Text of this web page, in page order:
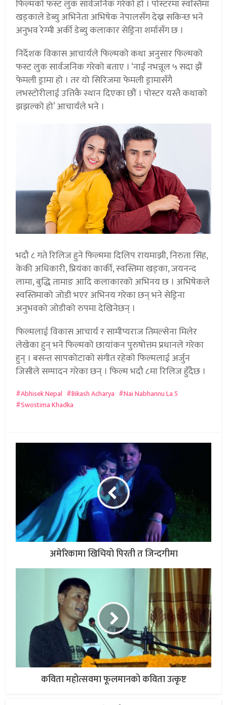
फिल्मको फस्ट लुक सार्वजनिक गरेको हो । पोस्टरमा स्वस्तिमा
खड्काले डेब्यु अभिनेता अभिषेक नेपालसँग देख्न सकिन्छ भने
अनुभव रेग्मी अर्की डेब्यु कलाकार सेड्रिना शर्मासँग छ ।
निर्देशक विकास आचार्यले फिल्मको कथा अनुसार फिल्मको
फस्ट लुक सार्वजनिक गरेको बताए । ‘नाईं नभन्नूल ५ सदा झैं
फेमली ड्रामा हो । तर यो सिरिजमा फेमली ड्रामासँगै
लभस्टोरीलाई उत्तिकै स्थान दिएका छौं । पोस्टर यस्तै कथाको
झझल्को हो’ आचार्यले भने ।
भदौ ८ गते रिलिज हुने फिल्ममा दिलिप रायमाझी, निरुता सिंह,
केकी अधिकारी, प्रियंका कार्की, स्वस्तिमा खड्का, जयनन्द
लामा, बुद्धि तामाङ आदि कलाकारको अभिनय छ । अभिषेकले
स्वस्तिमाको जोडी भएर अभिनय गरेका छन् भने सेड्रिना
अनुभवको जोडीको रुपमा देखिनेछन् ।
फिल्मलाई विकास आचार्य र सामीप्यराज तिमल्सेना मिलेर
लेखेका हुन् भने फिल्मको छायांकन पुरुषोत्तम प्रधानले गरेका
हुन् । बसन्त सापकोटाको संगीत रहेको फिल्मलाई अर्जुन
जिसीले सम्पादन गरेका छन् । फिल्म भदौ ८मा रिलिज हुँदैछ ।
Abhisek Nepal Bikash Acharya
Nai Nabhannu La 5
Swostima Khadka
अमेरिकामा खिचियो पिरती त जिन्दगीमा
कविता महोत्सवमा फूलमानको कविता उत्कृष्ट